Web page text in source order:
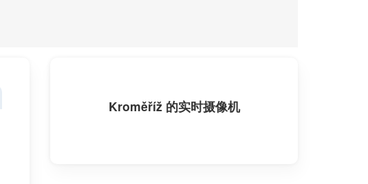
Kroměříž 的实时摄像机